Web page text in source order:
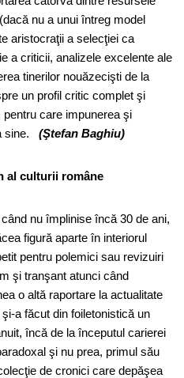
nu a unui întreg model
aristocraţii a selecţiei ca
a criticii, analizele excelente ale
tinerilor nouăzecişti de la
un profil critic complet şi
care impunerea şi
sine.
(Ştefan Baghiu)
al culturii române
nu împlinise încă 30 de ani,
figură aparte în interiorul
pentru polemici sau revizuiri
şi tranşant atunci când
o altă raportare la actualitate
a făcut din foiletonistică un
încă de la începutul carierei
şi nu prea, primul său
de cronici care depăşea